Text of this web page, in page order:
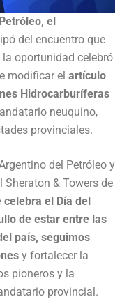
el
del encuentro que
la oportunidad celebró
modificar el artículo
Hidrocarburíferas
neuquino,
provinciales.
del Petróleo y
Sheraton & Towers de
celebra el Día del
de estar entre las
país, seguimos
y fortalecer la
pioneros y la
provincial.